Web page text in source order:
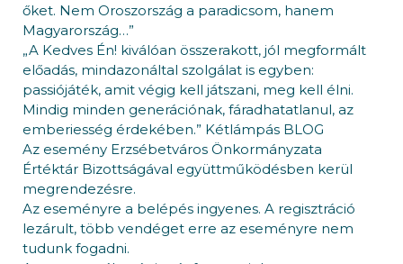
őket. Nem Oroszország a paradicsom, hanem
Magyarország…”
„A Kedves Én! kiválóan összerakott, jól megformált
előadás, mindazonáltal szolgálat is egyben:
passiójáték, amit végig kell játszani, meg kell élni.
Mindig minden generációnak, fáradhatatlanul, az
emberiesség érdekében.” Kétlámpás BLOG
Az esemény Erzsébetváros Önkormányzata
Értéktár Bizottságával együttműködésben kerül
megrendezésre.
Az eseményre a belépés ingyenes. A regisztráció
lezárult, több vendéget erre az eseményre nem
tudunk fogadni.